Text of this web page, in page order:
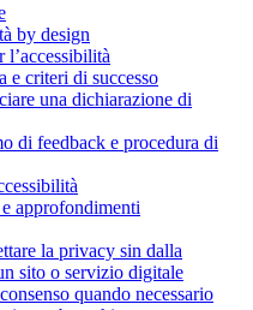
by design
l’accessibilità
e criteri di successo
una dichiarazione di
di feedback e procedura di
approfondimenti
la privacy sin dalla
sito o servizio digitale
quando necessario